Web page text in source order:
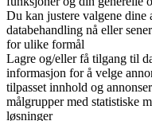
Du kan justere valgene dine
databehandling nå eller
for ulike formål
Lagre og/eller få tilgang til
informasjon for å velge
tilpasset innhold og
målgrupper med statistiske
løsninger